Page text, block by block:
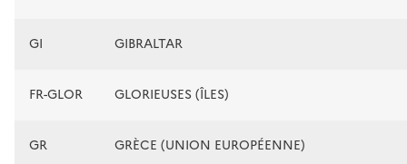
GI GIBRALTAR
FR-GLOR GLORIEUSES (ÎLES)
GR GRÈCE (UNION EUROPÉENNE)